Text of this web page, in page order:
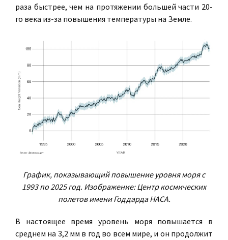
раза быстрее, чем на протяжении большей части 20-
го века из-за повышения температуры на Земле.
График, показывающий повышение уровня моря с
1993 по 2025 год. Изображение: Центр космических
полетов имени Годдарда НАСА.
В настоящее время уровень моря повышается в
среднем на 3,2 мм в год во всем мире, и он продолжит